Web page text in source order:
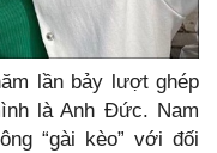
lần bảy lượt ghép
là Anh Đức. Nam
“gài kèo” với đối